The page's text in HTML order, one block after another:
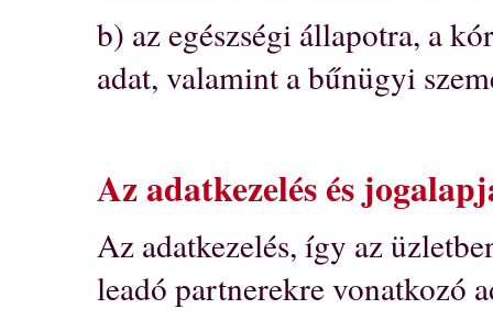
b) az egészségi állapotra, a
adat, valamint a bűnügyi
Az adatkezelés és
Az adatkezelés, így az
leadó partnerekre vonatkozó